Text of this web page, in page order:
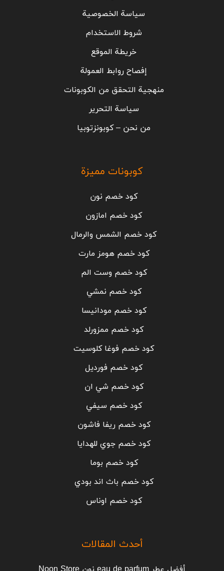
سياسة الخصوصية
شروط الاستخدام
خريطة الموقع
إفصاح روابط العمولة
منهجية التحقق من الكوبونات
سياسة التحرير
من نحن – كوبونزتوبيا
كوبونات مميزة
كود خصم نون
كود خصم امازون
كود خصم الشمس والرمال
كود خصم هومز مارت
كود خصم وست الم
كود خصم نمشي
كود خصم مودانيسا
كود خصم ممزورلد
كود خصم فوغا كلوسيت
كود خصم فورديل
كود خصم شي ان
كود خصم سيفي
كود خصم ريفا فاشون
كود خصم جوي للهدايا
كود خصم بوما
كود خصم باث اند بودي
كود خصم اوناس
أحدث المقالات